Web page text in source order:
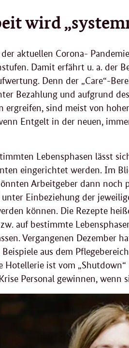
wird
aktuellen Corona-
Damit erfährt u. a. der
Denn der „Care“-
Bezahlung und aufgrund
ergreifen, sind meist von
Entgelt in der neuen,
Lebensphasen lässt
eingerichtet werden. Im
Arbeitgeber dann
Einbeziehung der
können. Die Rezepte
auf bestimmte
Vergangenen Dezember
aus dem
Hotellerie ist vom „Shutdown
Personal gewinnen, wenn